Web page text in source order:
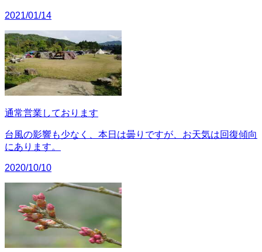
2021/01/14
通常営業しております
台風の影響も少なく、本日は曇りですが、お天気は回復傾向
にあります。
2020/10/10